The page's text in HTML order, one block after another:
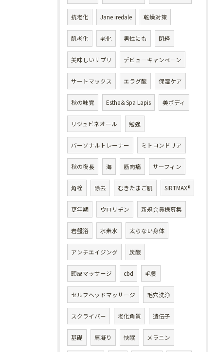
抗老化 Jane iredale 乾燥対策
肌老化 老化 男性にも 閉経
美味しいサプリ デビューキャンペーン
サートマックス エラグ酸 保湿ケア
秋の味覚 Esthe＆Spa Lapis 美ボディ
リジュビネオール 勉強
パーソナルトレーナー ミトコンドリア
秋の夜長 海 筋肉痛 サーフィン
角栓 除去 むきたまご肌 SIRTMAX®
更年期 ウロリチン 新規会員様募集
岩盤浴 水素水 太らない身体
アンチエイジング 炭酸
頭皮マッサージ cbd 毛髪
セルフヘッドマッサージ 毛穴洗浄
スクライバー 老化角質 遺伝子
基礎 肩凝り 快眠 メラニン